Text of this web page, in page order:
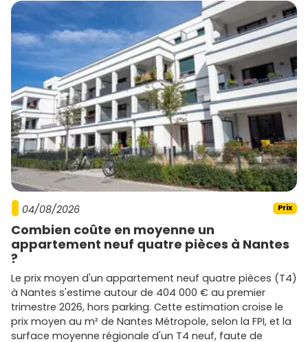
extérieurs
Cogedim
: positionnement plutôt haut de gamme,
finitions soignées, implantations stratégiques
proches des bassins d'emploi.
Eiffage Immobilier: projets durables, design
contemporain et bonnes adresses à proximité des
axes structurants.
Kaufman & Broad: optimisation des plans et
performances énergétiques, souvent plébiscité pour
les familles et investisseurs exigeants.
IcadeetPitch Promotion: actifs dans de
nombreuses communes d'Île-de-France, avec une
offre équilibrée entre accessibilité et prestations.
Promoteurs régionaux(Interconstruction,
Promogim, Quartus, etc.) : bonne connaissance des
quartiers et des attentes locales en Essonne.
Conseils pratiques pour bien acheter et
passer à l'action
Calibre ton budgetdès le départ et sollicite un
accord de principe. Pense aux aides :PTZpour le neuf
(sous conditions) et, pour l'investissement, le
dispositifPinel (zone A) potentiellement applicable à
04/08/2026 Prix
Combien coûte en moyenne un
appartement neuf quatre pièces à Nantes
?
Le prix moyen d'un appartement neuf quatre pièces (T4)
à Nantes s'estime autour de 404 000 € au premier
trimestre 2026, hors parking. Cette estimation croise le
prix moyen au m² de Nantes Métropole, selon la FPI, et la
surface moyenne régionale d'un T4 neuf, faute de